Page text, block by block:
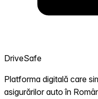
DriveSafe
Platforma digitală care
asigurărilor auto în